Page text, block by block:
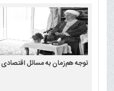
توجه هم‌زمان به مسائل